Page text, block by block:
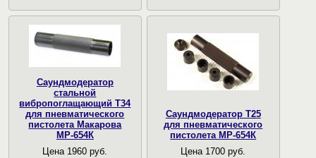
Саундмодератор
стальной
вибропоглащающий T34
для пневматического
пистолета Макарова
МР-654К
Цена 1960 руб.
Саундмодератор Т25
для пневматического
пистолета МР-654К
Цена 1700 руб.